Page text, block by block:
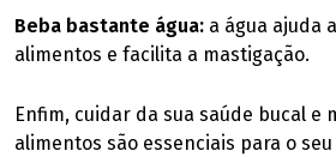
Beba bastante água: a água ajuda
alimentos e facilita a mastigação.
Enfim, cuidar da sua saúde bucal e
alimentos são essenciais para o